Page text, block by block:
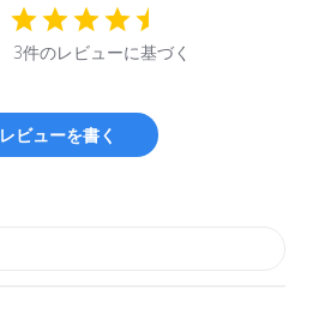
3件のレビューに基づく
レビューを書く